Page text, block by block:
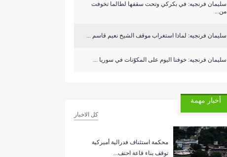
سليمان فرنجيه: في بكركي وتحت سقفها لطالما تخوفت
من...
سليمان فرنجيه: لماذا استغراب موقف الشيخ نعيم قاسم ...
سليمان فرنجيه: خوفنا اليوم على المكوّنات في سوريا ...
أخبار مهمة
كل الاخبار
‏محكمة استئناف فدرالية أميركية
توقف بناء قاعة احتف...